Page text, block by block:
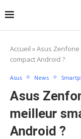
Accueil »Asus
compact Android ?
Asus News
Asus
meilleur
Android ?